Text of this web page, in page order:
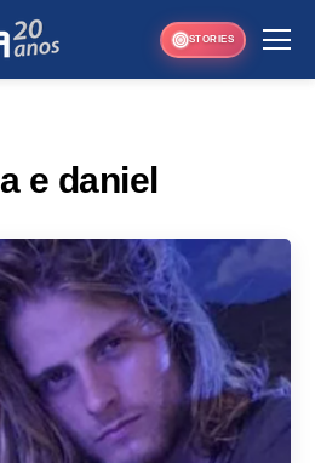
STORIES
e daniel